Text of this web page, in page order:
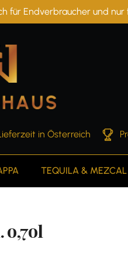
für Endverbraucher und
in Österreich
TEQUILA & MEZCAL
0,70l